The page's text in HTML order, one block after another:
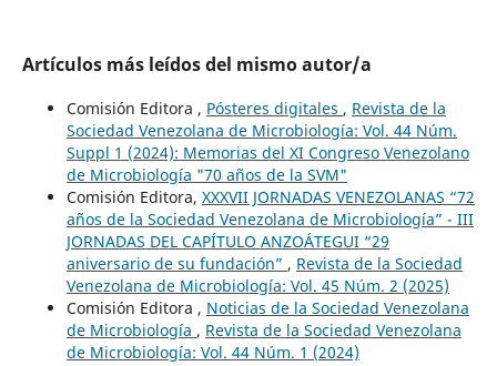
Artículos más leídos del mismo autor/a
Comisión Editora , Pósteres digitales , Revista de la
Sociedad Venezolana de Microbiología: Vol. 44 Núm.
Suppl 1 (2024): Memorias del XI Congreso Venezolano
de Microbiología "70 años de la SVM"
Comisión Editora, XXXVII JORNADAS VENEZOLANAS “72
años de la Sociedad Venezolana de Microbiología” - III
JORNADAS DEL CAPÍTULO ANZOÁTEGUI “29
aniversario de su fundación” , Revista de la Sociedad
Venezolana de Microbiología: Vol. 45 Núm. 2 (2025)
Comisión Editora , Noticias de la Sociedad Venezolana
de Microbiología , Revista de la Sociedad Venezolana
de Microbiología: Vol. 44 Núm. 1 (2024)